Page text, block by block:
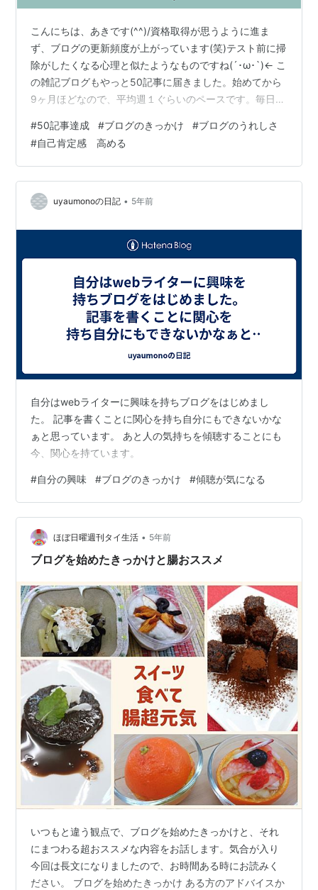
こんにちは、あきです(^^)/資格取得が思うように進ま
ず、ブログの更新頻度が上がっています(笑)テスト前に掃
除がしたくなる心理と似たようなものですね(´･ω･`)← こ
の雑記ブログもやっと50記事に届きました。始めてから
9ヶ月ほどなので、平均週１ぐらいのペースです。毎日更
ですが、私が感じたメリットをご覧ください↓ 【そもそ
も始めた理由】・備忘録として（忘れっぽいため）・同
じ環境（借金→FIRE)の人の役に立つ情報を発信するた
め、またFIREの情報を得るため・両学長のyoutube動画
を見て、少しは収益化できるかも？と安易に思ったため
#50記事達成 #ブログのきっかけ #ブログのうれしさ
#自己肯定感 高める
uyaumonoの日記 • 5年前
自分はwebライターに興味を持ちブログをはじめまし
た。 記事を書くことに関心を持ち自分にもできないかな
ぁと思っています。 あと人の気持ちを傾聴することにも
今、関心を持ています。
#自分の興味 #ブログのきっかけ #傾聴が気になる
ほぼ日曜週刊タイ生活 • 5年前
ブログを始めたきっかけと腸おススメ
いつもと違う観点で、ブログを始めたきっかけと、それ
にまつわる超おススメな内容をお話します。気合が入り
今回は長文になりましたので、お時間ある時にお読みく
ださい。 ブログを始めたきっかけ ある方のアドバイスか